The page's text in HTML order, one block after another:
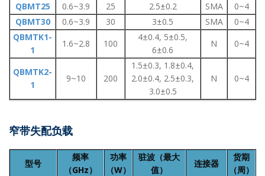
QBMT25
0.6~3.9 25 2.5±0.2 SMA
0~4
QBMT30
0.6~3.9 30 3±0.5 SMA
0~4
QBMTK1-
1
1.6~2.8 100
4±0.4, 5±0.5,
6±0.6
N 0~4
QBMTK2-
1
9~10 200
1.5±0.3, 1.8±0.4,
2.0±0.4, 2.5±0.3,
3.0±0.5
N 0~4
窄带失配负载
型号
频率
（GHz）
功率
（W）
驻波（最大
值）
连接器
货期
（周）